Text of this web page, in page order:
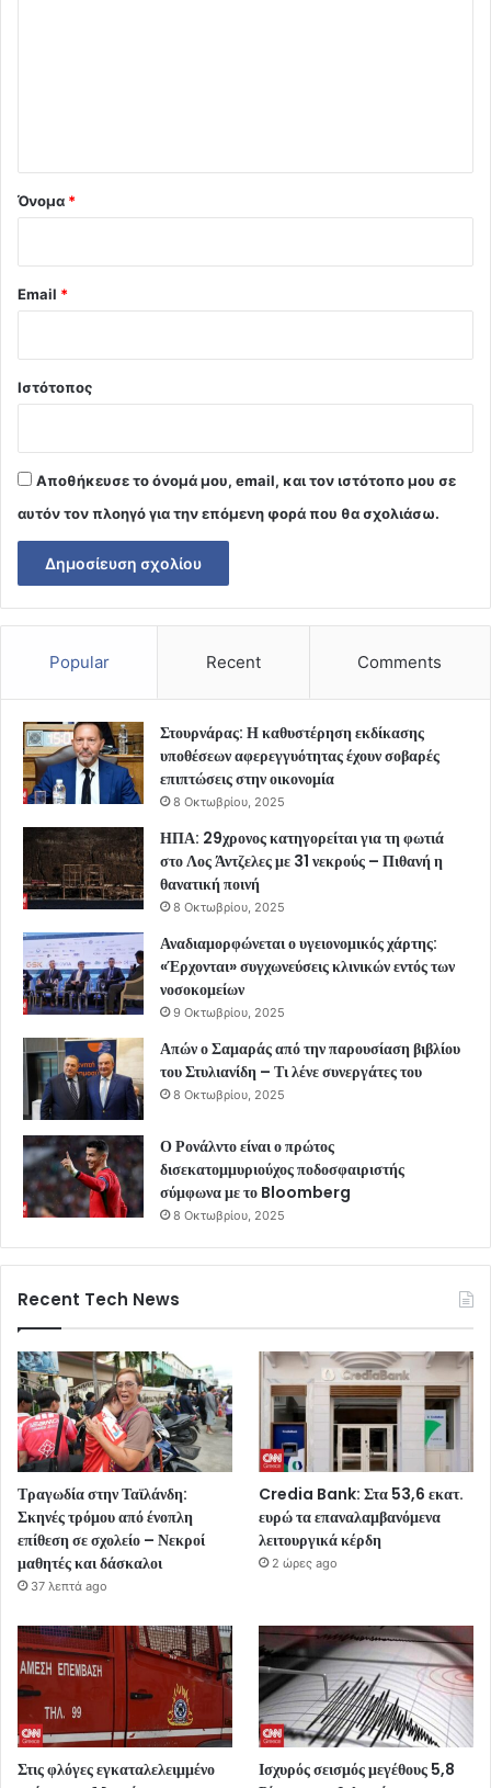
Όνομα *
Email *
Ιστότοπος
Αποθήκευσε το όνομά μου, email, και τον ιστότοπο μου σε
αυτόν τον πλοηγό για την επόμενη φορά που θα σχολιάσω.
Popular Recent Comments
Στουρνάρας: Η καθυστέρηση εκδίκασης
υποθέσεων αφερεγγυότητας έχουν σοβαρές
επιπτώσεις στην οικονομία
8 Οκτωβρίου, 2025
ΗΠΑ: 29χρονος κατηγορείται για τη φωτιά
στο Λος Άντζελες με 31 νεκρούς – Πιθανή η
θανατική ποινή
8 Οκτωβρίου, 2025
Αναδιαμορφώνεται ο υγειονομικός χάρτης:
«Έρχονται» συγχωνεύσεις κλινικών εντός των
νοσοκομείων
9 Οκτωβρίου, 2025
Απών ο Σαμαράς από την παρουσίαση βιβλίου
του Στυλιανίδη – Τι λένε συνεργάτες του
8 Οκτωβρίου, 2025
Ο Ρονάλντο είναι ο πρώτος
δισεκατομμυριούχος ποδοσφαιριστής
σύμφωνα με το Bloomberg
8 Οκτωβρίου, 2025
Recent Tech News
Τραγωδία στην Ταϊλάνδη:
Σκηνές τρόμου από ένοπλη
επίθεση σε σχολείο – Νεκροί
μαθητές και δάσκαλοι
37 λεπτά ago
Credia Bank: Στα 53,6 εκατ.
ευρώ τα επαναλαμβανόμενα
λειτουργικά κέρδη
2 ώρες ago
Στις φλόγες εγκαταλελειμμένο
Ισχυρός σεισμός μεγέθους 5,8